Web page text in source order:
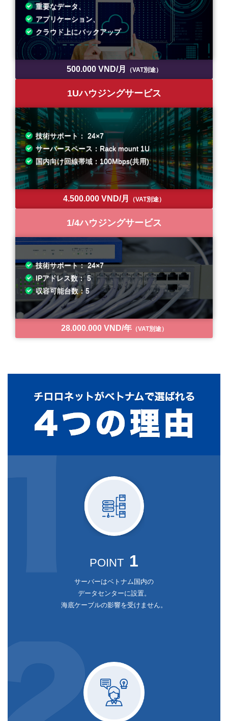
重要なデータ、
アプリケーション、
クラウド上にバックアップ
500.000 VND/月 （VAT別途）
1Uハウジングサービス
技術サポート： 24×7
サーバースペース：Rack mount 1U
国内向け回線帯域：100Mbps(共用)
4.500.000 VND/月 （VAT別途）
1/4ハウジングサービス
技術サポート： 24×7
IPアドレス数： 5
収容可能台数：5
28.000.000 VND/年（VAT別途）
POINT 1
サーバーはベトナム国内の
データセンターに設置。
海底ケーブルの影響を受けません。